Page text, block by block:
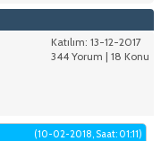
Katılım: 13-12-2017
344 Yorum | 18 Konu
(10-02-2018, Saat: 01:11)